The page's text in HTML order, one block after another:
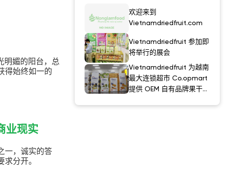
明媚的阳台，总
得始终如一的
业现实
一，诚实的答
分开。
欢迎来到
Vietnamdriedfruit.com
Vietnamdriedfruit 参加即
将举行的展会
Vietnamdriedfruit 为越南
最大连锁超市 Co.opmart
提供 OEM 自有品牌果干产